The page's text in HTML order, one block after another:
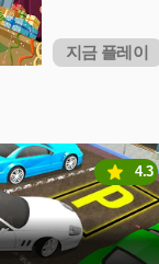
지금 플레이
4.3